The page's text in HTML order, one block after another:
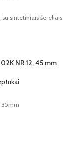
sintetiniais šereliais,
NR.12, 45 mm
35mm